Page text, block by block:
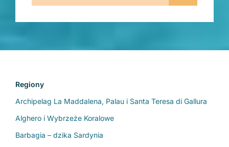
Regiony
Archipelag La Maddalena, Palau i Santa Teresa di Gallura
Alghero i Wybrzeże Koralowe
Barbagia – dzika Sardynia